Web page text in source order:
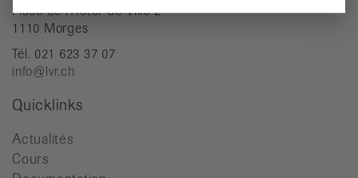
Place de l'Hôtel-de-Ville 2
1110 Morges
Tél. 021 623 37 07
info@lvr.ch
Quicklinks
Actualités
Cours